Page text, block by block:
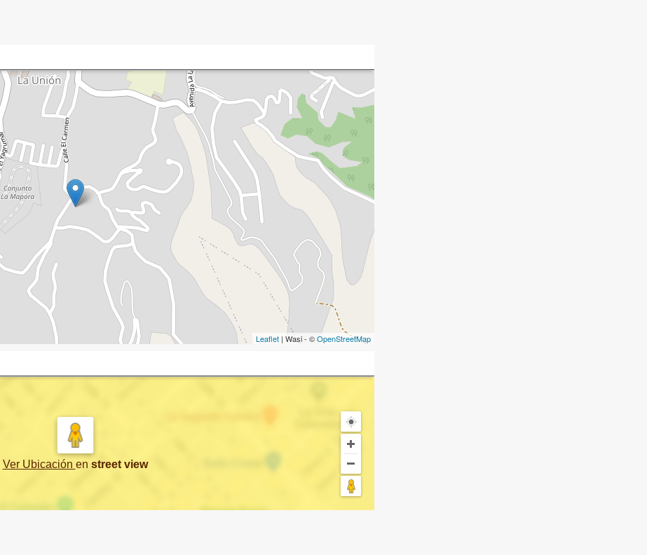
Leaflet | Wasi - ©OpenStreetMap
Ver Ubicación en street view